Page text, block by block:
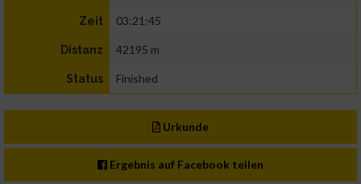
Zeit 03:21:45
Distanz 42195 m
Status Finished
Urkunde
Ergebnis auf Facebook teilen